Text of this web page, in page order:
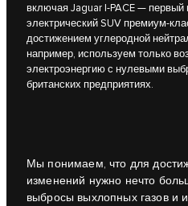
включая Jaguar I-PACE —
электрический SUV премиум-
достижением углеродной
например, используем только
электроэнергию с нулевыми
британских предприятиях.
Мы понимаем, что для
изменений нужно нечто
выбросы выхлопных газов и